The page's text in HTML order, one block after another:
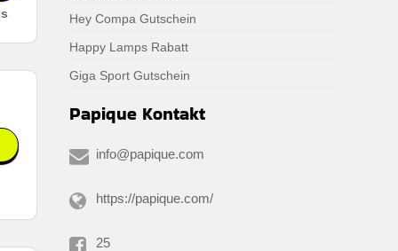
Hey Compa Gutschein
Happy Lamps Rabatt
Giga Sport Gutschein
Papique Kontakt
info@papique.com
https://papique.com/
25